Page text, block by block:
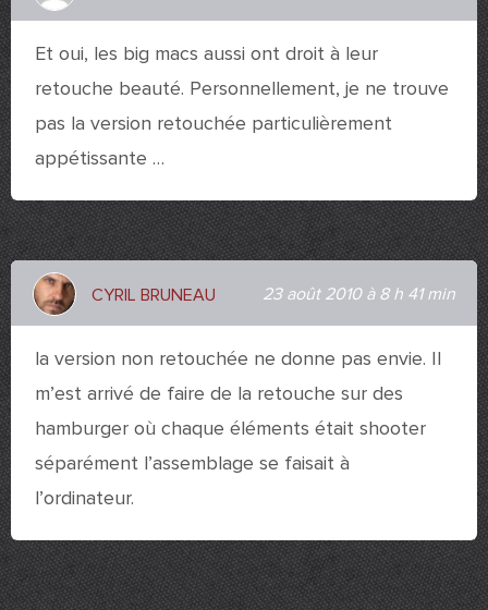
Et oui, les big macs aussi ont droit à leur
retouche beauté. Personnellement, je ne trouve
pas la version retouchée particulièrement
appétissante …
CYRIL BRUNEAU 23 août 2010 à 8 h 41 min
la version non retouchée ne donne pas envie. Il
m’est arrivé de faire de la retouche sur des
hamburger où chaque éléments était shooter
séparément l’assemblage se faisait à
l’ordinateur.